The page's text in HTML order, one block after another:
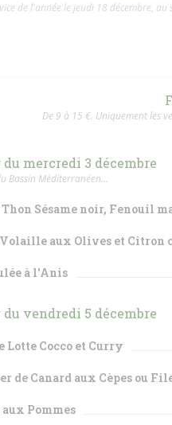
de l'année le jeudi 18 décembre,
De 9 à 15 €. Uniquement les
du mercredi 3 décembre
Bassin Méditerranéen...
Sésame noir, Fenouil
aux Olives et Citron
à l'Anis
du vendredi 5 décembre
Lotte Cocco et Curry
de Canard aux Cèpes ou
Pommes